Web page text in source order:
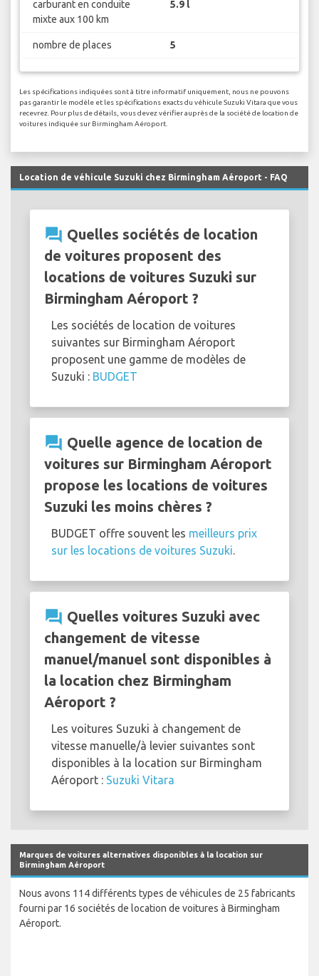
carburant en conduite
mixte aux 100 km
5.9 l
nombre de places 5
Les spécifications indiquées sont à titre informatif uniquement, nous ne pouvons
pas garantir le modèle et les spécifications exacts du véhicule Suzuki Vitara que vous
recevrez. Pour plus de détails, vous devez vérifier auprès de la société de location de
voitures indiquée sur Birmingham Aéroport.
Location de véhicule Suzuki chez Birmingham Aéroport - FAQ
question_answer Quelles sociétés de location
de voitures proposent des
locations de voitures Suzuki sur
Birmingham Aéroport ?
Les sociétés de location de voitures
suivantes sur Birmingham Aéroport
proposent une gamme de modèles de
Suzuki : BUDGET
question_answer Quelle agence de location de
voitures sur Birmingham Aéroport
propose les locations de voitures
Suzuki les moins chères ?
BUDGET offre souvent les meilleurs prix
sur les locations de voitures Suzuki
question_answer Quelles voitures Suzuki avec
changement de vitesse
manuel/manuel sont disponibles à
la location chez Birmingham
Aéroport ?
Les voitures Suzuki à changement de
vitesse manuelle/à levier suivantes sont
disponibles à la location sur Birmingham
Aéroport : Suzuki Vitara
Marques de voitures alternatives disponibles à la location sur
Birmingham Aéroport
Nous avons 114 différents types de véhicules de 25 fabricants
fourni par 16 sociétés de location de voitures à Birmingham
Aéroport.